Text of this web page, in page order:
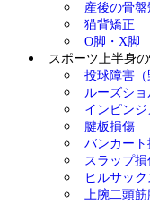
産後の骨盤
猫背矯正
O脚・X脚
スポーツ上半身
投球障害（
ルーズショ
インピンジ
腱板損傷
バンカート
スラップ損
ヒルサッ
上腕二頭筋